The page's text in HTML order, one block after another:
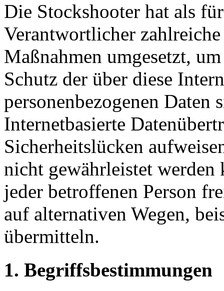
Die Stockshooter hat als
Verantwortlicher
Maßnahmen umgesetzt,
Schutz der über diese
personenbezogenen Daten
Internetbasierte
Sicherheitslücken
nicht gewährleistet werden
jeder betroffenen Person
auf alternativen Wegen,
übermitteln.
1. Begriffsbestimmungen